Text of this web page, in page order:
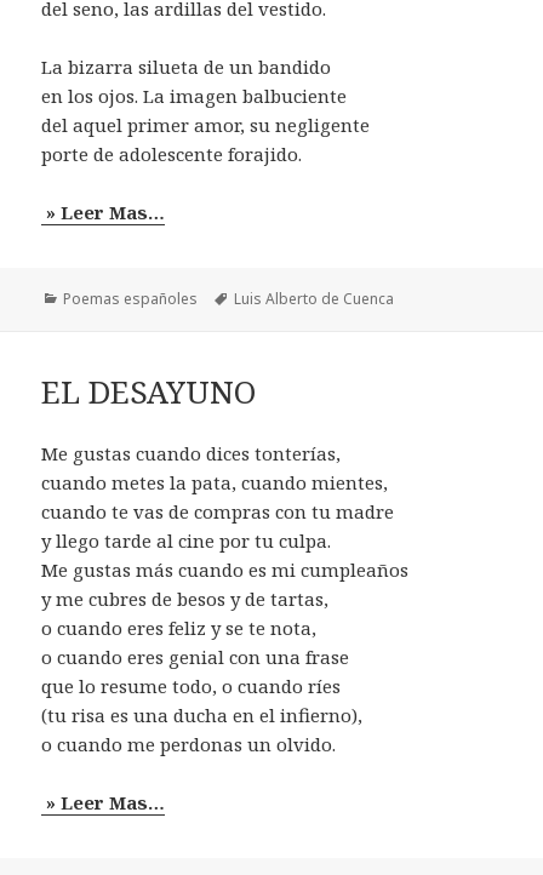
del seno, las ardillas del vestido.
La bizarra silueta de un bandido
en los ojos. La imagen balbuciente
del aquel primer amor, su negligente
porte de adolescente forajido.
» Leer Mas…
Categorías
Poemas españoles Etiquetas
Luis Alberto de Cuenca
EL DESAYUNO
Me gustas cuando dices tonterías,
cuando metes la pata, cuando mientes,
cuando te vas de compras con tu madre
y llego tarde al cine por tu culpa.
Me gustas más cuando es mi cumpleaños
y me cubres de besos y de tartas,
o cuando eres feliz y se te nota,
o cuando eres genial con una frase
que lo resume todo, o cuando ríes
(tu risa es una ducha en el infierno),
o cuando me perdonas un olvido.
» Leer Mas…